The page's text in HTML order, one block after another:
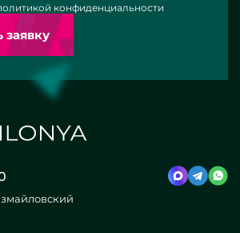
заявку
конфиденциальности